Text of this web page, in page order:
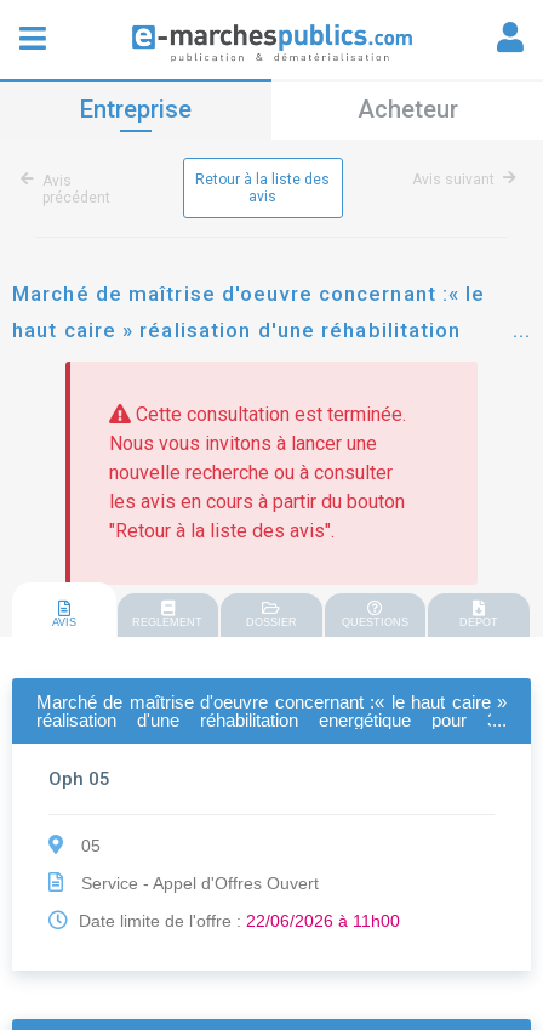
Entreprise Acheteur
Avis
précédent
Retour à la liste des
avis
Avis suivant
Marché de maîtrise d'oeuvre concernant :« le
haut caire » réalisation d'une réhabilitation
energétique pour 31 logements à briançon
Cette consultation est terminée.
Nous vous invitons à lancer une
nouvelle recherche ou à consulter
les avis en cours à partir du bouton
"Retour à la liste des avis".
AVIS REGLEMENT DOSSIER QUESTIONS DEPOT
Marché de maîtrise d'oeuvre concernant :« le haut caire »
réalisation d'une réhabilitation energétique pour 31
Oph 05
05
Service - Appel d'Offres Ouvert
Date limite de l'offre : 22/06/2026 à 11h00